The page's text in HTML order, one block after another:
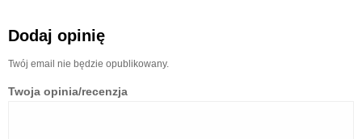
Dodaj opinię
Twój email nie będzie opublikowany.
Twoja opinia/recenzja